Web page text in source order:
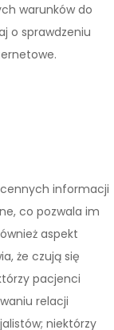
warunków do
o sprawdzeniu
informacji
co pozwala im
aspekt
że czują się
pacjenci
relacji
niektórzy